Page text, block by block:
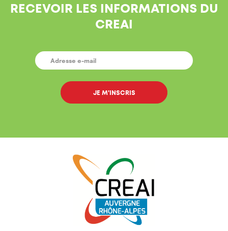
RECEVOIR LES INFORMATIONS DU
CREAI
E-
MAIL *